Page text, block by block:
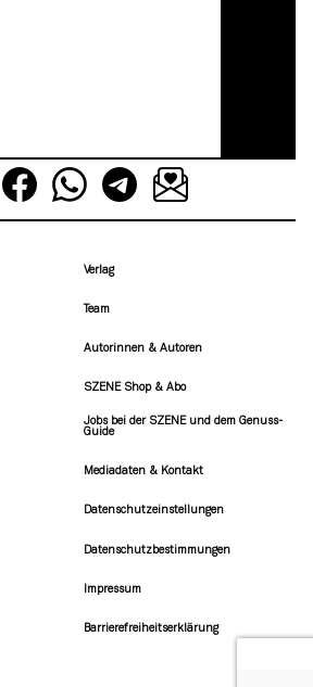
Verlag
Team
Autorinnen & Autoren
SZENE Shop & Abo
Jobs bei der SZENE und dem Genuss-
Guide
Mediadaten & Kontakt
Datenschutzeinstellungen
Datenschutzbestimmungen
Impressum
Barrierefreiheitserklärung